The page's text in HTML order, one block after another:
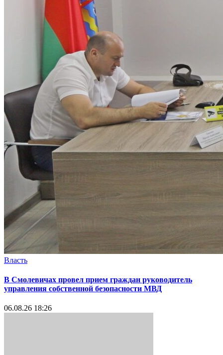
Власть
В Смолевичах провел прием граждан руководитель
управления собственной безопасности МВД
06.08.26 18:26